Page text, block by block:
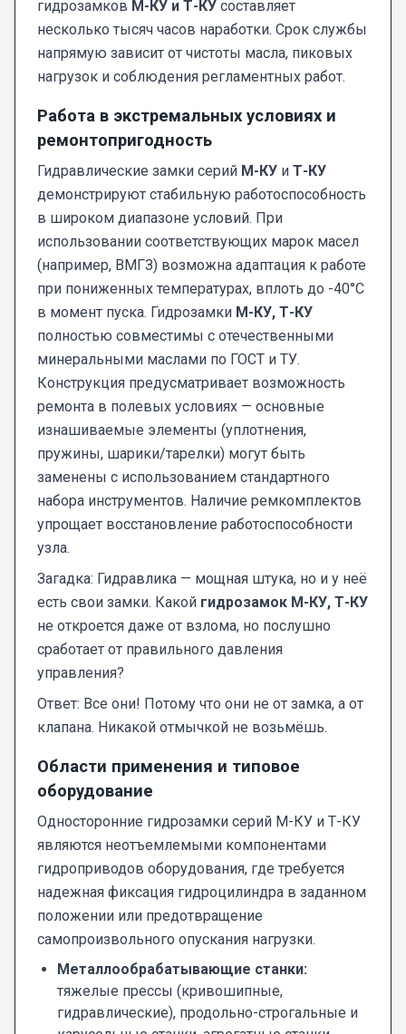
гидрозамков М-КУ и Т-КУ составляет
несколько тысяч часов наработки. Срок службы
напрямую зависит от чистоты масла, пиковых
нагрузок и соблюдения регламентных работ.
Работа в экстремальных условиях и
ремонтопригодность
Гидравлические замки серий М-КУ и Т-КУ
демонстрируют стабильную работоспособность
в широком диапазоне условий. При
использовании соответствующих марок масел
(например, ВМГЗ) возможна адаптация к работе
при пониженных температурах, вплоть до -40°C
в момент пуска. Гидрозамки М-КУ, Т-КУ
полностью совместимы с отечественными
минеральными маслами по ГОСТ и ТУ.
Конструкция предусматривает возможность
ремонта в полевых условиях — основные
изнашиваемые элементы (уплотнения,
пружины, шарики/тарелки) могут быть
заменены с использованием стандартного
набора инструментов. Наличие ремкомплектов
упрощает восстановление работоспособности
узла.
Загадка: Гидравлика — мощная штука, но и у неё
есть свои замки. Какой гидрозамок М-КУ, Т-КУ
не откроется даже от взлома, но послушно
сработает от правильного давления
управления?
Ответ: Все они! Потому что они не от замка, а от
клапана. Никакой отмычкой не возьмёшь.
Области применения и типовое
оборудование
Односторонние гидрозамки серий М-КУ и Т-КУ
являются неотъемлемыми компонентами
гидроприводов оборудования, где требуется
надежная фиксация гидроцилиндра в заданном
положении или предотвращение
самопроизвольного опускания нагрузки.
Металлообрабатывающие станки:
тяжелые прессы (кривошипные,
гидравлические), продольно-строгальные и